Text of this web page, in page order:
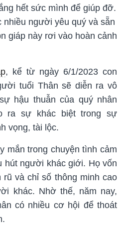
hết sức mình để giúp đỡ.
người yêu quý và sẵn
giáp này rơi vào hoàn cảnh
, kể từ ngày 6/1/2023 con
tuổi Thân sẽ diễn ra vô
hậu thuẫn của quý nhân
ra sự khác biệt trong sự
vọng, tài lộc.
mắn trong chuyện tình cảm
hút người khác giới. Họ vốn
rũ và chỉ số thông minh cao
khác. Nhờ thế, năm nay,
có nhiều cơ hội để thoát